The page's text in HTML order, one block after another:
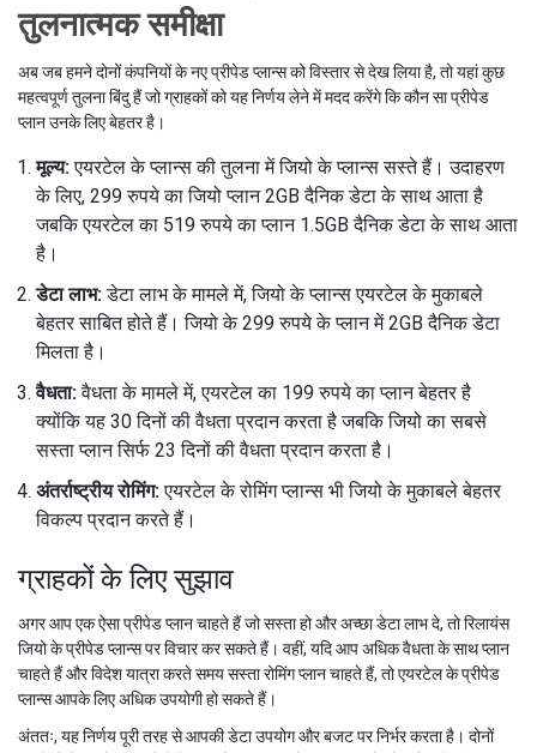
तुलनात्मक समीक्षा
अब जब हमने दोनों कंपनियों के नए प्रीपेड प्लान्स को विस्तार से देख लिया है, तो यहां कुछ
महत्वपूर्ण तुलना बिंदु हैं जो ग्राहकों को यह निर्णय लेने में मदद करेंगे कि कौन सा प्रीपेड
प्लान उनके लिए बेहतर है।
मूल्य:एयरटेल के प्लान्स की तुलना में जियो के प्लान्स सस्ते हैं। उदाहरण
के लिए, 299 रुपये का जियो प्लान 2GB दैनिक डेटा के साथ आता है
जबकि एयरटेल का 519 रुपये का प्लान 1.5GB दैनिक डेटा के साथ आता
है।
डेटा लाभ:डेटा लाभ के मामले में, जियो के प्लान्स एयरटेल के मुकाबले
बेहतर साबित होते हैं। जियो के 299 रुपये के प्लान में 2GB दैनिक डेटा
मिलता है।
वैधता:वैधता के मामले में, एयरटेल का 199 रुपये का प्लान बेहतर है
क्योंकि यह 30 दिनों की वैधता प्रदान करता है जबकि जियो का सबसे
सस्ता प्लान सिर्फ 23 दिनों की वैधता प्रदान करता है।
अंतर्राष्ट्रीय रोमिंग:एयरटेल के रोमिंग प्लान्स भी जियो के मुकाबले बेहतर
विकल्प प्रदान करते हैं।
ग्राहकों के लिए सुझाव
अगर आप एक ऐसा प्रीपेड प्लान चाहते हैं जो सस्ता हो और अच्छा डेटा लाभ दे, तो रिलायंस
जियो के प्रीपेड प्लान्स पर विचार कर सकते हैं। वहीं, यदि आप अधिक वैधता के साथ प्लान
चाहते हैं और विदेश यात्रा करते समय सस्ता रोमिंग प्लान चाहते हैं, तो एयरटेल के प्रीपेड
प्लान्स आपके लिए अधिक उपयोगी हो सकते हैं।
अंततः, यह निर्णय पूरी तरह से आपकी डेटा उपयोग और बजट पर निर्भर करता है। दोनों